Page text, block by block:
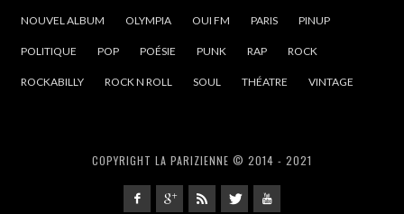
NOUVEL ALBUM OLYMPIA OUI FM PARIS PINUP
POLITIQUE POP POÉSIE PUNK RAP ROCK
ROCKABILLY ROCK N ROLL SOUL THÉATRE VINTAGE
COPYRIGHT LA PARIZIENNE © 2014 - 2021